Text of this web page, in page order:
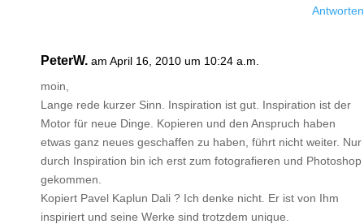
Antworten
PeterW. am April 16, 2010 um 10:24 a.m.
moin,
Lange rede kurzer Sinn. Inspiration ist gut. Inspiration ist der
Motor für neue Dinge. Kopieren und den Anspruch haben
etwas ganz neues geschaffen zu haben, führt nicht weiter. Nur
durch Inspiration bin ich erst zum fotografieren und Photoshop
gekommen.
Kopiert Pavel Kaplun Dali ? Ich denke nicht. Er ist von Ihm
inspiriert und seine Werke sind trotzdem unique.